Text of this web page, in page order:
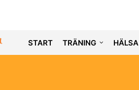
START TRÄNING HÄLSA